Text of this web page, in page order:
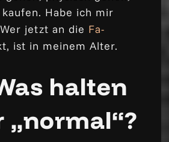
Habe ich mir
jetzt an die Fa-
ist in meinem Alter.
halten
„normal“?